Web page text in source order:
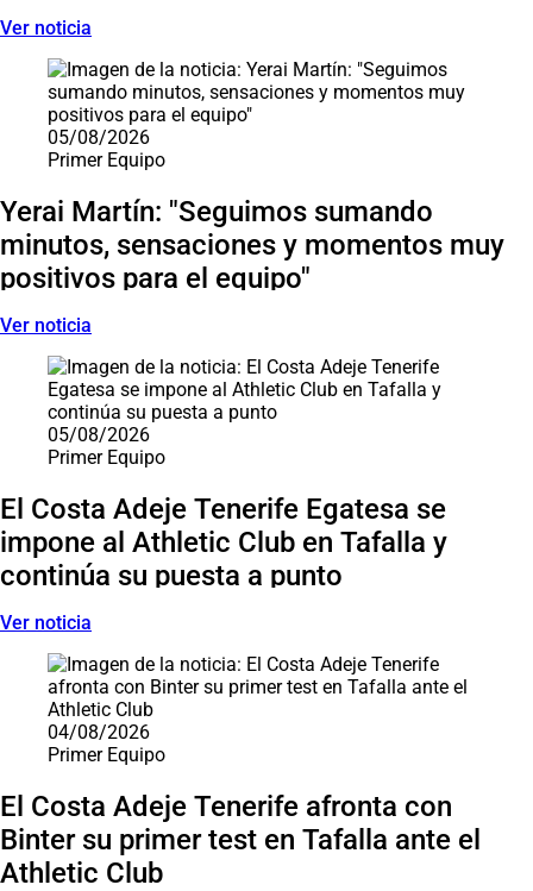
Ver noticia
05/08/2026
Primer Equipo
Yerai Martín: "Seguimos sumando
minutos, sensaciones y momentos muy
positivos para el equipo"
Ver noticia
05/08/2026
Primer Equipo
El Costa Adeje Tenerife Egatesa se
impone al Athletic Club en Tafalla y
continúa su puesta a punto
Ver noticia
04/08/2026
Primer Equipo
El Costa Adeje Tenerife afronta con
Binter su primer test en Tafalla ante el
Athletic Club